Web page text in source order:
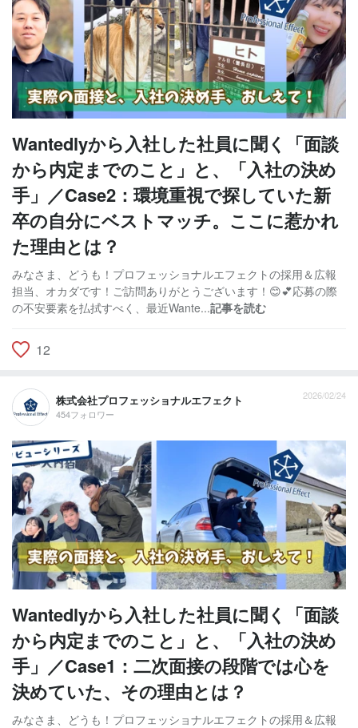
Wantedlyから入社した社員に聞く「面談
から内定までのこと」と、「入社の決め
手」／Case2：環境重視で探していた新
卒の自分にベストマッチ。ここに惹かれ
た理由とは？
みなさま、どうも！プロフェッショナルエフェクトの採用＆広報
担当、オカダです！ご訪問ありがとうございます！😊💕応募の際
の不安要素を払拭すべく、最近Wante...記事を読む
12
株式会社プロフェッショナルエフェクト
454フォロワー
2026/02/24
Wantedlyから入社した社員に聞く「面談
から内定までのこと」と、「入社の決め
手」／Case1：二次面接の段階では心を
決めていた、その理由とは？
みなさま、どうも！プロフェッショナルエフェクトの採用＆広報